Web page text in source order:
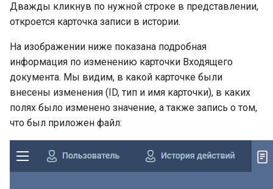
Дважды кликнув по нужной строке в представлении,
откроется карточка записи в истории.
На изображении ниже показана подробная
информация по изменению карточки Входящего
документа. Мы видим, в какой карточке были
внесены изменения (ID, тип и имя карточки), в каких
полях было изменено значение, а также запись о том,
что был приложен файл: